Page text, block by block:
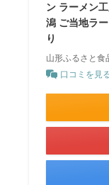
ン ラーメン
潟 ご当地ラ
り
山形ふるさと食
口コミを見